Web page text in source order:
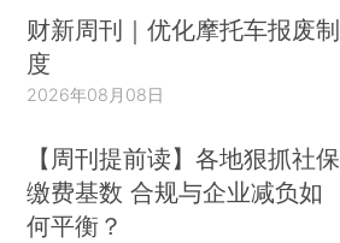
财新周刊｜优化摩托车报废制
度
2026年08月08日
【周刊提前读】各地狠抓社保
缴费基数 合规与企业减负如
何平衡？